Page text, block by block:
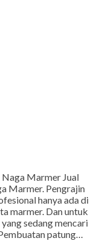
Naga Marmer Jual
Marmer. Pengrajin
hanya ada di
marmer. Dan untuk
sedang mencari
patung…